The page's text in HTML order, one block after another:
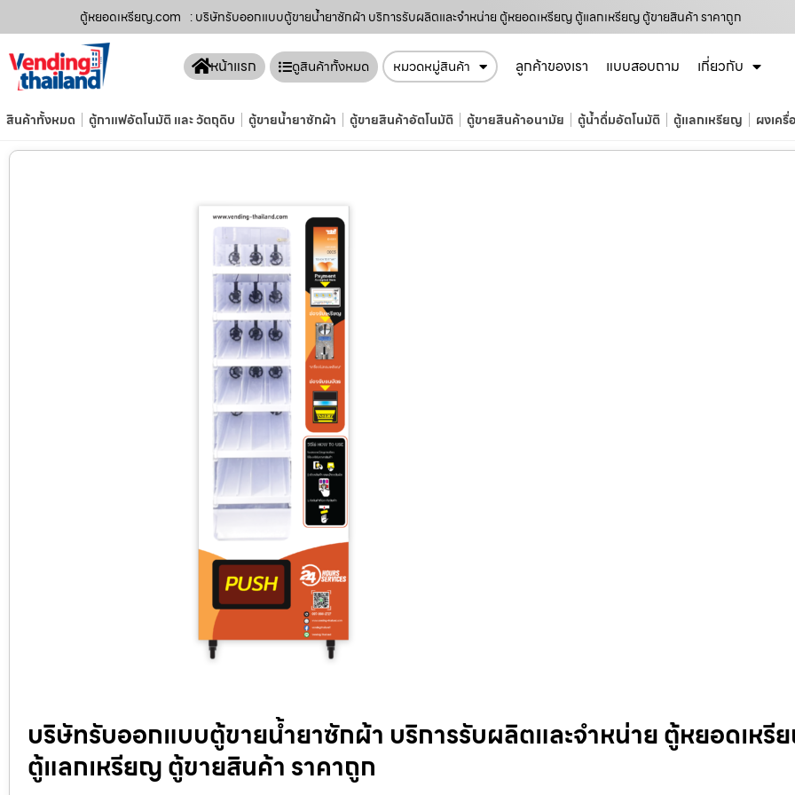
ตู้หยอดเหรียญ.com : บริษัทรับออกแบบตู้ขายน้ำยาซักผ้า บริการรับผลิตและจำหน่าย ตู้หยอดเหรียญ ตู้แลกเหรียญ ตู้ขายสินค้า ราคาถูก
หน้าแรก ดูสินค้าทั้งหมด หมวดหมู่สินค้า ลูกค้าของเรา แบบสอบถาม เกี่ยวกับ
สินค้าทั้งหมด ตู้กาแฟอัตโนมัติ และ วัตถุดิบ ตู้ขายน้ำยาซักผ้า ตู้ขายสินค้าอัตโนมัติ ตู้ขายสินค้าอนามัย ตู้น้ำดื่มอัตโนมัติ ตู้แลกเหรียญ ผงเค
บริษัทรับออกแบบตู้ขายน้ำยาซักผ้า บริการรับผลิตและจำหน่าย ตู้หยอดเหรี
ตู้แลกเหรียญ ตู้ขายสินค้า ราคาถูก